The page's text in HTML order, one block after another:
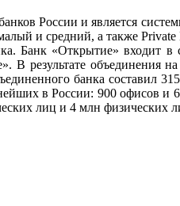
России и является
и средний, а также
Банк «Открытие»
В результате
банка составил
в России: 900 офисов и
лиц и 4 млн физических